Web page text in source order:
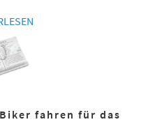
fahren für das